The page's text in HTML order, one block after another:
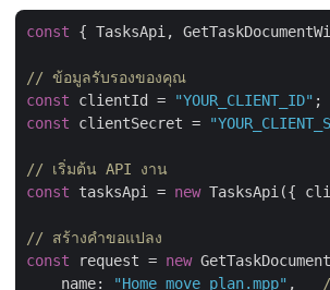
const { TasksApi,
// ข้อมูลรับรองของคุณ
const clientId = "YOUR_CLIENT_ID"
const clientSecret =
// เริ่มต้น API งาน
const tasksApi = new TasksApi({
// สร้างคำขอแปลง
const request = new
name: "Home move plan.mpp" ,